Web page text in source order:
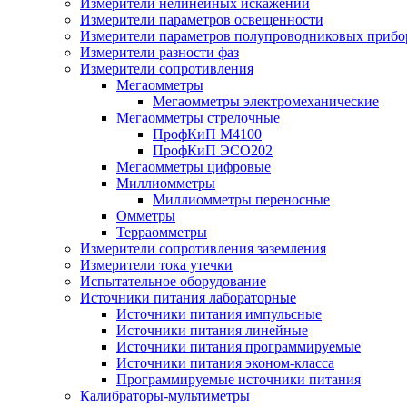
Измерители нелинейных искажений
Измерители параметров освещенности
Измерители параметров полупроводниковых
Измерители разности фаз
Измерители сопротивления
Мегаомметры
Мегаомметры электромеханические
Мегаомметры стрелочные
ПрофКиП М4100
ПрофКиП ЭСО202
Мегаомметры цифровые
Миллиомметры
Миллиомметры переносные
Омметры
Терраомметры
Измерители сопротивления заземления
Измерители тока утечки
Испытательное оборудование
Источники питания лабораторные
Источники питания импульсные
Источники питания линейные
Источники питания программируемые
Источники питания эконом-класса
Программируемые источники питания
Калибраторы-мультиметры